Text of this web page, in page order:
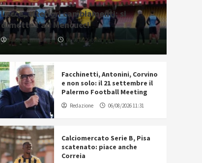
Lecce, ulteriori cambiamenti: si
dimette l’ad Mencucci
Andrea Cirrincione 06/08/2026 16:21
Facchinetti, Antonini, Corvino
e non solo: il 21 settembre il
Palermo Football Meeting
Redazione 06/08/2026 11:31
Calciomercato Serie B, Pisa
scatenato: piace anche
Correia